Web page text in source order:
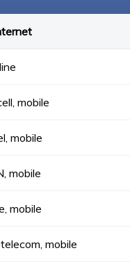
mobile
mobile
mobile
mobile
mobile